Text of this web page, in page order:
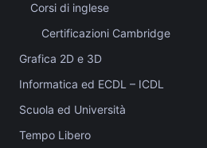
Corsi di inglese
Certificazioni Cambridge
Grafica 2D e 3D
Informatica ed ECDL – ICDL
Scuola ed Università
Tempo Libero